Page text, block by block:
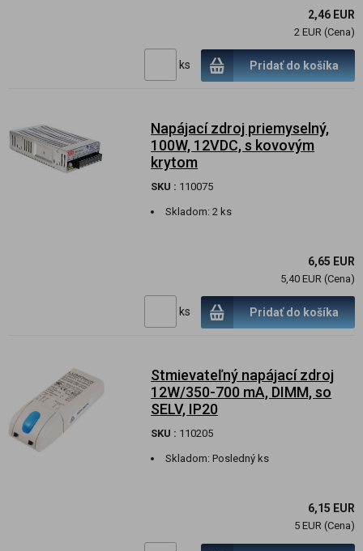
2,46 EUR
2 EUR (Cena)
ks Pridať do košíka
Napájací zdroj priemyselný,
100W, 12VDC, s kovovým
krytom
SKU : 110075
Skladom:2 ks
6,65 EUR
5,40 EUR (Cena)
ks Pridať do košíka
Stmievateľný napájací zdroj
12W/350-700 mA, DIMM, so
SELV, IP20
SKU : 110205
Skladom:Posledný ks
6,15 EUR
5 EUR (Cena)